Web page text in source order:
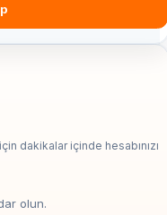
dakikalar içinde hesabınızı
olun.